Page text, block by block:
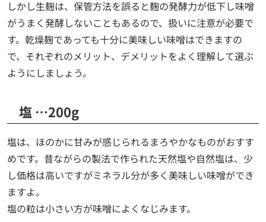
しかし生麹は、保管方法を誤ると麹の発酵力が低下し味噌
がうまく発酵しないこともあるので、扱いに注意が必要で
す。乾燥麹であっても十分に美味しい味噌はできますの
で、それぞれのメリット、デメリットをよく理解して選ぶ
ようにしましょう。
塩 …200g
塩は、ほのかに甘みが感じられるまろやかなものがおすす
めです。昔ながらの製法で作られた天然塩や自然塩は、少
し価格は高いですがミネラル分が多く美味しい味噌ができ
ますよ。
塩の粒は小さい方が味噌によくなじみます。